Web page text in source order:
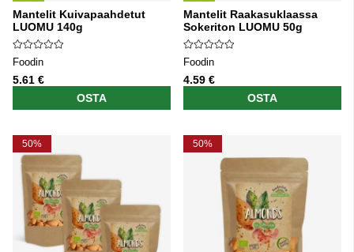
Mantelit Kuivapaahdetut
LUOMU 140g
Foodin
5.61 €
OSTA
Mantelit Raakasuklaassa
Sokeriton LUOMU 50g
Foodin
4.59 €
OSTA
50% 50%